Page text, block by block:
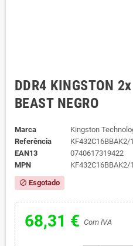
DDR4 KINGSTON
BEAST NEGRO
Marca
Kingston
Referência
KF432C16BBAK2/
EAN13
0740617319422
MPN
KF432C16BBAK2/
block Esgotado
68,31 € Com IVA